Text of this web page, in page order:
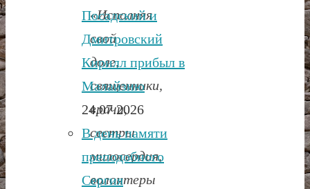
«Исполняя
свой
долг,
священники,
врачи,
сестры
милосердия,
волонтеры
Посадский и
Дмитровский
Кирилл прибыл в
Малайзию
24.07.2026
В день памяти
преподобного
Сергия